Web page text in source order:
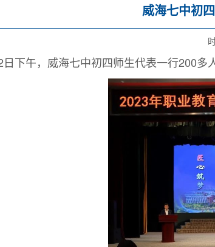
威海七中初
午，威海七中初四师生代表一行200多